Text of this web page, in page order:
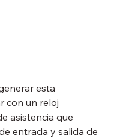
esta
con un reloj
asistencia que
entrada y salida de